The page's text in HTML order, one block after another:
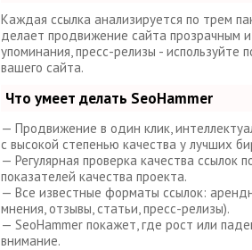
Каждая ссылка анализируется по трем
делает продвижение сайта прозрачным
упоминания, пресс-релизы -
вашего сайта.
Что умеет делать SeoHammer
— Продвижение в один клик,
с высокой степенью качества у лучших
— Регулярная проверка качества
показателей качества проекта.
— Все известные форматы ссылок:
мнения, отзывы, статьи, пресс-релизы).
— SeoHammer покажет, где рост или
внимание.